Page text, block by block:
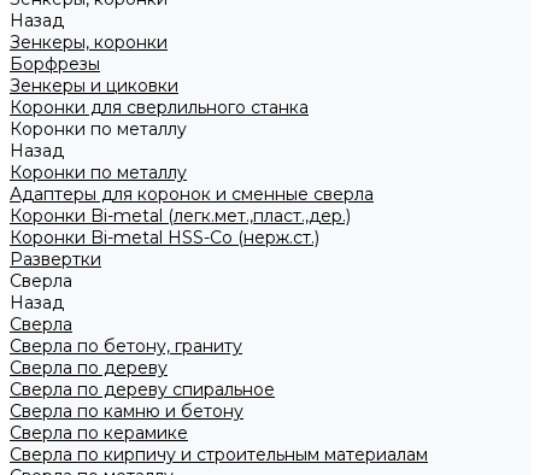
Назад
Зенкеры, коронки
Борфрезы
Зенкеры и циковки
Коронки для сверлильного станка
Коронки по металлу
Назад
Коронки по металлу
Адаптеры для коронок и сменные сверла
Коронки Bi-metal (легк.мет.,пласт.,дер.)
Коронки Bi-metal HSS-Co (нерж.ст.)
Развертки
Сверла
Назад
Сверла
Сверла по бетону, граниту
Сверла по дереву
Сверла по дереву спиральное
Сверла по камню и бетону
Сверла по керамике
Сверла по кирпичу и строительным материалам